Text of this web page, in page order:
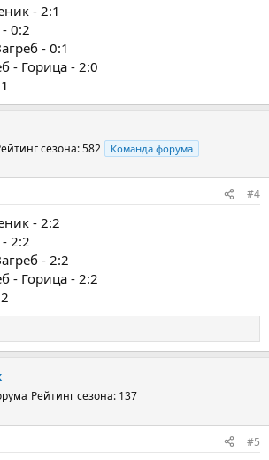
- 2:1
0:2
- 0:1
- Горица - 2:0
сезона: 582 Команда форума
#4
- 2:2
2:2
- 2:2
- Горица - 2:2
Рейтинг сезона: 137
#5